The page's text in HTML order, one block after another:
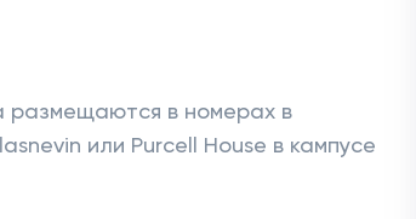
размещаются в номерах в
или Purcell House в кампусе